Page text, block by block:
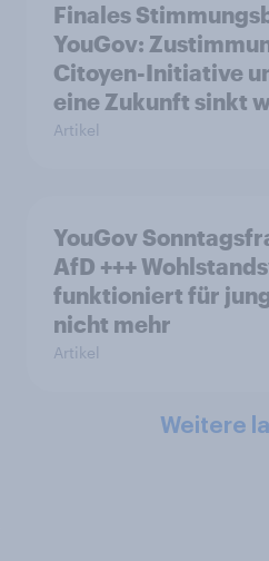
Finales
YouGov:
Citoyen-Initiative
eine Zukunft sinkt
Artikel
YouGov
AfD +++
funktioniert für
nicht mehr
Artikel
Weitere